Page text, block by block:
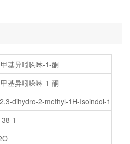
基异吲哚啉-1-酮
基异吲哚啉-1-酮
dihydro-2-methyl-1H-Isoindol-1-
1